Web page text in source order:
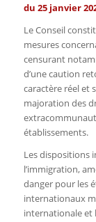
du 25 janvier
Le Conseil
mesures
censurant
d’une caution
caractère réel et
majoration des
établissements.
Les dispositions
l’immigration,
danger pour les
internationaux
internationale et